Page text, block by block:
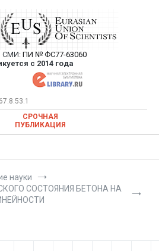
Союз Ученых —
научных статей в
научном журнале
СМИ: ПИ № ФС77-63060
с 2014 года
— публикация научных статей в
научном журнале
СРОЧНАЯ
ПУБЛИКАЦИЯ
науки
СОСТОЯНИЯ БЕТОНА НА